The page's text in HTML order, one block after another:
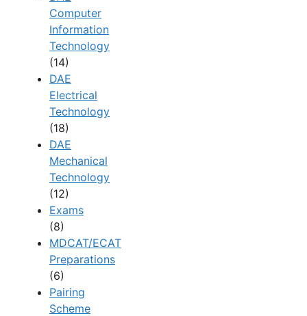
Computer
Information
Technology
(14)
DAE
Electrical
Technology
(18)
DAE
Mechanical
Technology
(12)
Exams
(8)
MDCAT/ECAT
Preparations
(6)
Pairing
Scheme